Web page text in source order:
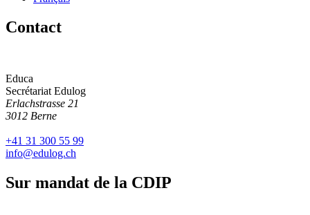
Contact
Educa
Secrétariat Edulog
Erlachstrasse 21
3012 Berne
+41 31 300 55 99
info@edulog.ch
Sur mandat de la CDIP